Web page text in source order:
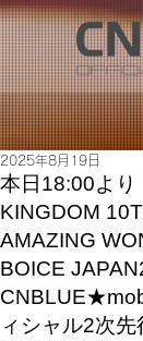
本日18:00より
KINGDOM
AMAZING
BOICE
ィシャル2次
2025年8月19日